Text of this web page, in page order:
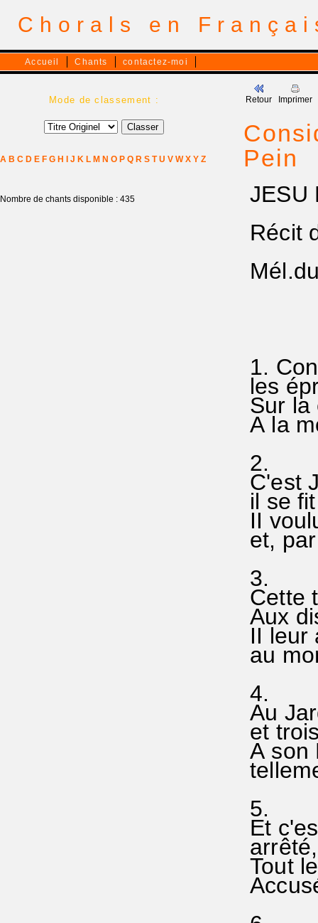
Chorals en
Accueil Chants contactez-moi
Mode de classement :
A B C D E F G H J K L M N O P Q R S T U V W X Y Z
Nombre de chants disponible : 435
Retour Imprimer
Pein
JESU
Récit
1.
les
Sur
A la
2.
C'est
il se
II
et,
3.
Cette
Aux
II leur
au
4.
Au
et
A son
5.
Et
Tout